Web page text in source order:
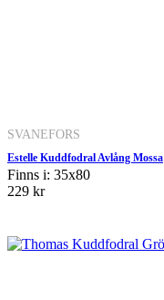
SVANEFORS
Estelle Kuddfodral Avlång Mossa
Finns i: 35x80
229 kr